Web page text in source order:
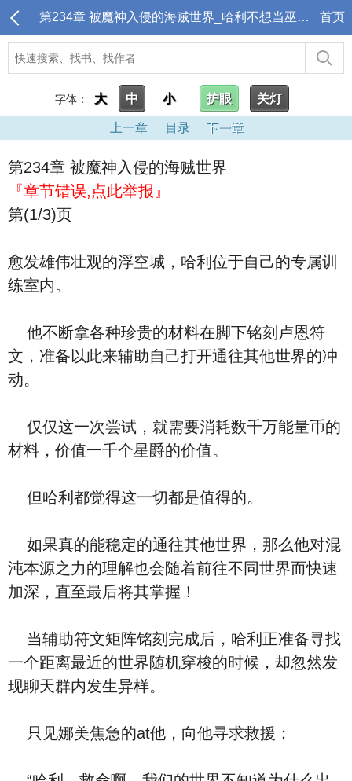
第234章 被魔神入侵的海贼世界_哈利不想当巫师，只想当超级英雄 首页
字体： 大 中 小 护眼 关灯
上一章 目录 下一章
第234章 被魔神入侵的海贼世界
『章节错误,点此举报』
第(1/3)页
愈发雄伟壮观的浮空城，哈利位于自己的专属训
练室内。
他不断拿各种珍贵的材料在脚下铭刻卢恩符
文，准备以此来辅助自己打开通往其他世界的冲
动。
仅仅这一次尝试，就需要消耗数千万能量币的
材料，价值一千个星爵的价值。
但哈利都觉得这一切都是值得的。
如果真的能稳定的通往其他世界，那么他对混
沌本源之力的理解也会随着前往不同世界而快速
加深，直至最后将其掌握！
当辅助符文矩阵铭刻完成后，哈利正准备寻找
一个距离最近的世界随机穿梭的时候，却忽然发
现聊天群内发生异样。
只见娜美焦急的at他，向他寻求救援：